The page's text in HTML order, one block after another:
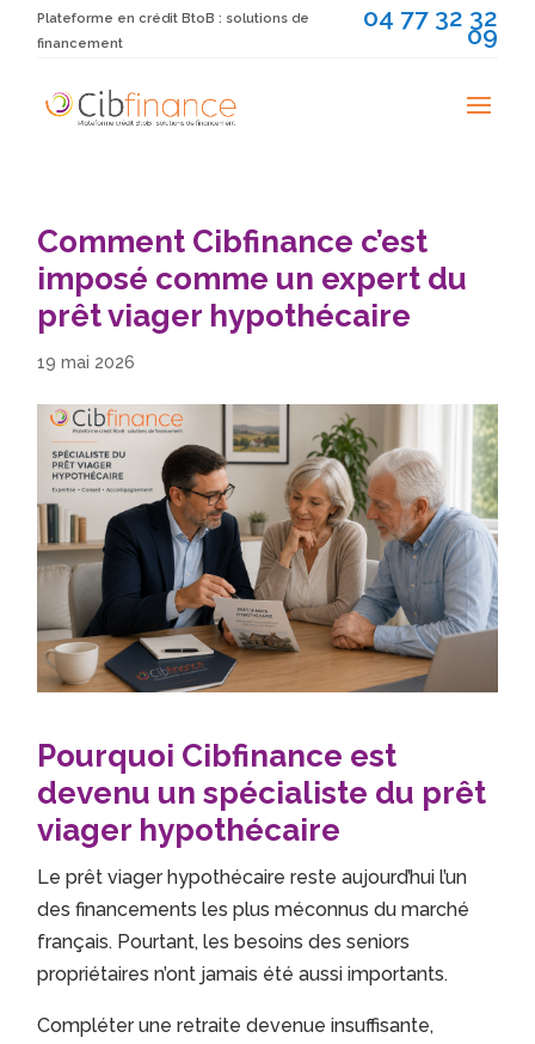
Plateforme en crédit BtoB : solutions de
financement
04 77 32 32
09
Comment Cibfinance c’est
imposé comme un expert du
prêt viager hypothécaire
19 mai 2026
Pourquoi Cibfinance est
devenu un spécialiste du prêt
viager hypothécaire
Le prêt viager hypothécaire reste aujourd’hui l’un
des financements les plus méconnus du marché
français. Pourtant, les besoins des seniors
propriétaires n’ont jamais été aussi importants.
Compléter une retraite devenue insuffisante,